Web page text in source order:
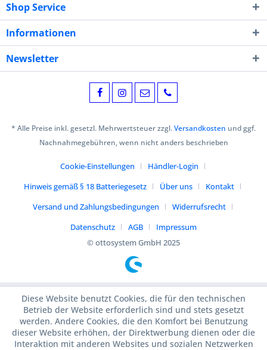
Shop Service
Informationen
Newsletter
* Alle Preise inkl. gesetzl. Mehrwertsteuer zzgl.Versandkosten und ggf.
Nachnahmegebühren, wenn nicht anders beschrieben
Cookie-Einstellungen
Händler-Login
Hinweis gemäß § 18 Batteriegesetz
Über uns
Kontakt
Versand und Zahlungsbedingungen
Widerrufsrecht
Datenschutz
AGB
Impressum
© ottosystem GmbH 2025
Diese Website benutzt Cookies, die für den technischen
Betrieb der Website erforderlich sind und stets gesetzt
werden. Andere Cookies, die den Komfort bei Benutzung
dieser Website erhöhen, der Direktwerbung dienen oder die
Interaktion mit anderen Websites und sozialen Netzwerken